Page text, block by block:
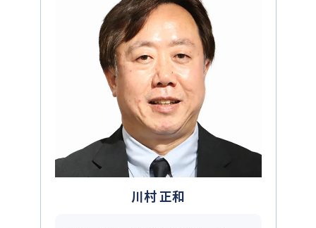
川村 正和